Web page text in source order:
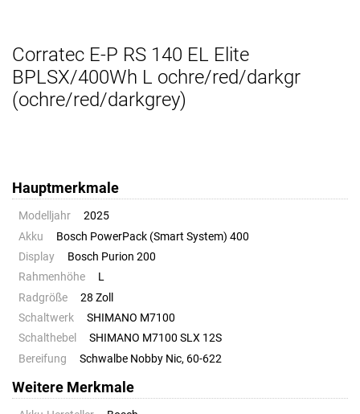
Corratec E-P RS 140 EL Elite
BPLSX/400Wh L ochre/red/darkgr
(ochre/red/darkgrey)
Hauptmerkmale
Modelljahr
2025
Akku
Bosch PowerPack (Smart System) 400
Display
Bosch Purion 200
Rahmenhöhe
L
Radgröße
28 Zoll
Schaltwerk
SHIMANO M7100
Schalthebel
SHIMANO M7100 SLX 12S
Bereifung
Schwalbe Nobby Nic, 60-622
Weitere Merkmale